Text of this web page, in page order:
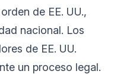
de EE. UU.,
nacional. Los
de EE. UU.
un proceso legal.